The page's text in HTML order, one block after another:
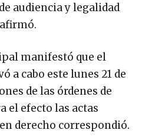
audiencia y legalidad
manifestó que el
a cabo este lunes 21 de
de las órdenes de
el efecto las actas
derecho correspondió.